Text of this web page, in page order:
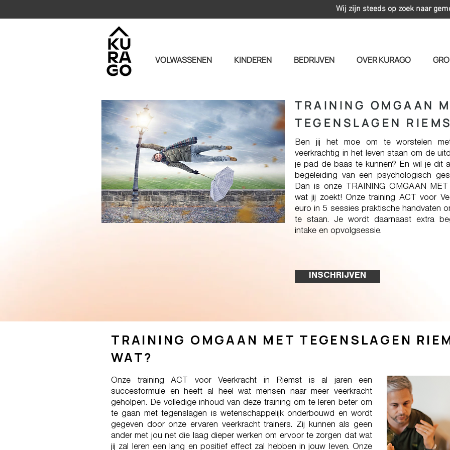
Wij zijn steeds op zoek naar
VOLWASSENEN KINDEREN BEDRIJVEN OVER KURAGO
TRAINING OMGAAN
TEGENSLAGEN
Ben jij het moe om te worstelen
veerkrachtig in het leven staan om de
je pad de baas te kunnen? En wil je dit
begeleiding van een psychologisch
Dan is onze TRAINING OMGAAN
wat jij zoekt! Onze training ACT voor
euro in 5 sessies praktische handvaten
te staan. Je wordt daarnaast extra
intake en opvolgsessie.
INSCHRIJVEN
TRAINING OMGAAN MET TEGENSLAGEN
WAT?
Onze training ACT voor Veerkracht in Riemst is al jaren een
succesformule en heeft al heel wat mensen naar meer veerkracht
geholpen. De volledige inhoud van deze training om te leren beter om
te gaan met tegenslagen is wetenschappelijk onderbouwd en wordt
gegeven door onze ervaren veerkracht trainers. Zij kunnen als geen
ander met jou net die laag dieper werken om ervoor te zorgen dat wat
jij zal leren een lang en positief effect zal hebben in jouw leven. Onze